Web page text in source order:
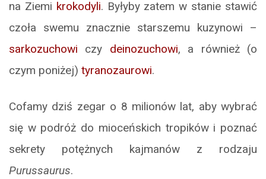
na Ziemi krokodyli. Byłyby zatem w stanie stawić
czoła swemu znacznie starszemu kuzynowi –
sarkozuchowi czy deinozuchowi, a również (o
czym poniżej) tyranozaurowi.
Cofamy dziś zegar o 8 milionów lat, aby wybrać
się w podróż do mioceńskich tropików i poznać
sekrety potężnych kajmanów z rodzaju
Purussaurus.